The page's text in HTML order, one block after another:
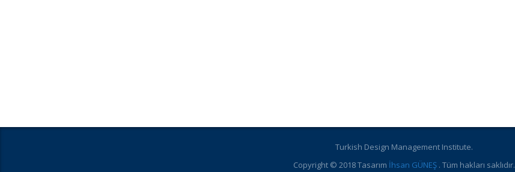
Turkish Design Management Institute.
Copyright © 2018 Tasarım İhsan GÜNEŞ . Tüm hakları saklıdır.